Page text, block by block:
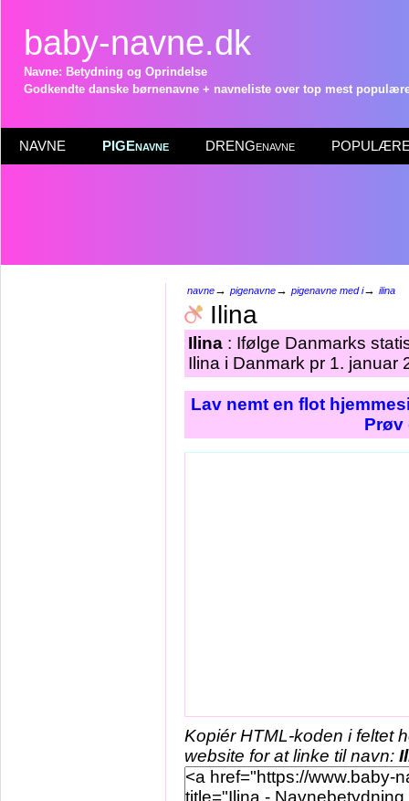
baby-navne.dk
Navne: Betydning og Oprindelse
Godkendte danske børnenavne + navneliste over top mest
NAVNE PIGEnavne DRENGenavne POPULÆRE
navne→ pigenavne→ pigenavne med i→ ilina
Ilina
Ilina : Ifølge Danmarks
Ilina i Danmark pr 1. januar
Lav nemt en flot
Prøv
Kopiér HTML-koden i feltet
website for at linke til navn: